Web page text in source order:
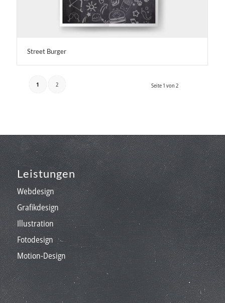
Street Burger
Seite 1 von 2
1 2
Leistungen
Webdesign
Grafikdesign
Illustration
Fotodesign
Motion-Design